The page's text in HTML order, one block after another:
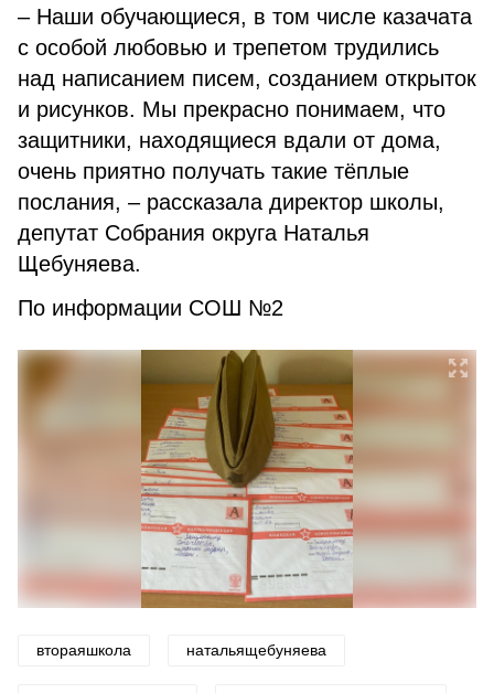
– Наши обучающиеся, в том числе казачата
с особой любовью и трепетом трудились
над написанием писем, созданием открыток
и рисунков. Мы прекрасно понимаем, что
защитники, находящиеся вдали от дома,
очень приятно получать такие тёплые
послания, – рассказала директор школы,
депутат Собрания округа Наталья
Щебуняева.
По информации СОШ №2
втораяшкола натальящебуняева